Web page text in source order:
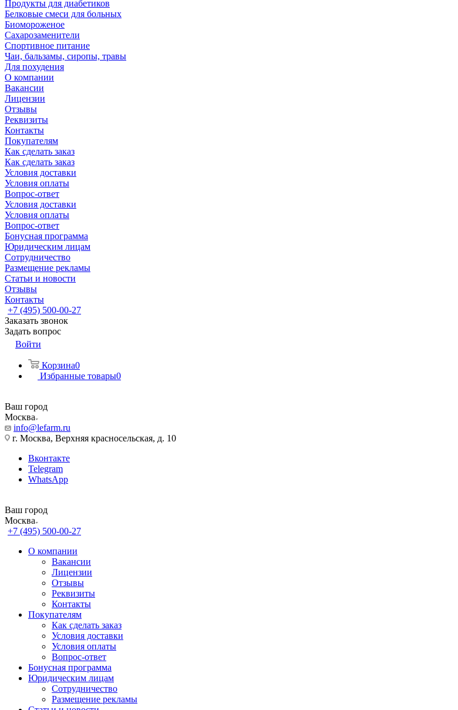
Продукты для диабетиков
Белковые смеси для больных
Биомороженое
Сахарозаменители
Спортивное питание
Чаи, бальзамы, сиропы, травы
Для похудения
О компании
Вакансии
Лицензии
Отзывы
Реквизиты
Контакты
Покупателям
Как сделать заказ
Как сделать заказ
Условия доставки
Условия оплаты
Вопрос-ответ
Условия доставки
Условия оплаты
Вопрос-ответ
Бонусная программа
Юридическим лицам
Сотрудничество
Размещение рекламы
Статьи и новости
Отзывы
Контакты
+7 (495) 500-00-27
Заказать звонок
Задать вопрос
Войти
Корзина0
Избранные товары0
Ваш город
Москва
info@lefarm.ru
г. Москва, Верхняя красносельская, д. 10
Вконтакте
Telegram
WhatsApp
Ваш город
Москва
+7 (495) 500-00-27
О компании
Вакансии
Лицензии
Отзывы
Реквизиты
Контакты
Покупателям
Как сделать заказ
Условия доставки
Условия оплаты
Вопрос-ответ
Бонусная программа
Юридическим лицам
Сотрудничество
Размещение рекламы